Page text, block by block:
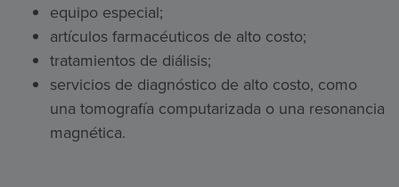
equipo especial;
artículos farmacéuticos de alto costo;
tratamientos de diálisis;
servicios de diagnóstico de alto costo, como
una tomografía computarizada o una resonancia
magnética.